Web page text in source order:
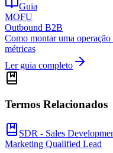
Guia
MOFU
Outbound B2B
Como montar uma
métricas
Ler guia completo
Termos Relacionados
SDR - Sales
Marketing Qualified Lead